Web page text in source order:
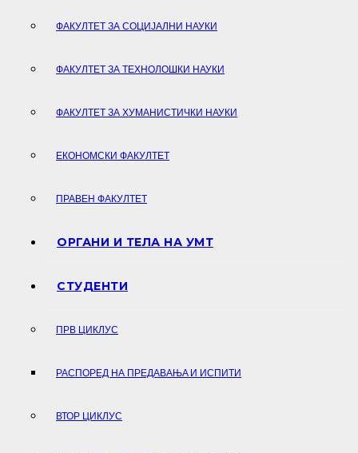
ФАКУЛТЕТ ЗА СОЦИЈАЛНИ НАУКИ
ФАКУЛТЕТ ЗА ТЕХНОЛОШКИ НАУКИ
ФАКУЛТЕТ ЗА ХУМАНИСТИЧКИ НАУКИ
ЕКОНОМСКИ ФАКУЛТЕТ
ПРАВЕН ФАКУЛТЕТ
ОРГАНИ И ТЕЛА НА УМТ
СТУДЕНТИ
ПРВ ЦИКЛУС
РАСПОРЕД НА ПРЕДАВАЊA И ИСПИТИ
ВТОР ЦИКЛУС